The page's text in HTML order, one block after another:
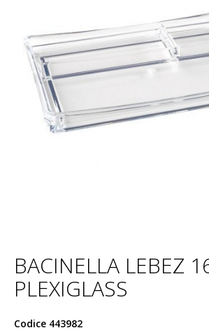
BACINELLA LEBEZ
PLEXIGLASS
Codice 443982